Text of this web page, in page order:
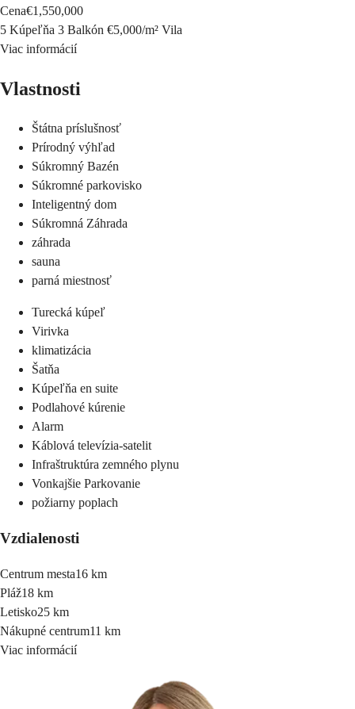
Cena€1,550,000
5 Kúpeľňa 3 Balkón €5,000/m² Vila
Viac informácií
Vlastnosti
Štátna príslušnosť
Prírodný výhľad
Súkromný Bazén
Súkromné parkovisko
Inteligentný dom
Súkromná Záhrada
záhrada
sauna
parná miestnosť
Turecká kúpeľ
Virivka
klimatizácia
Šatňa
Kúpeľňa en suite
Podlahové kúrenie
Alarm
Káblová televízia-satelit
Infraštruktúra zemného plynu
Vonkajšie Parkovanie
požiarny poplach
Vzdialenosti
Centrum mesta16 km
Pláž18 km
Letisko25 km
Nákupné centrum11 km
Viac informácií